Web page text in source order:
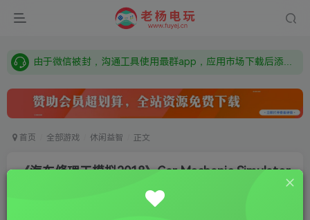
需要什么游戏请联系客服，若链接失效请联系客服，百度网盘边上的激活码也是解压密码
由于微信被封，沟通工具使用最群app，应用市场下载后添加好友：Y9FA49 以后用最群交流解决问题。不再使用微信！
首页 全部游戏 休闲益智 正文
《汽车修理工模拟2018》Car Mechanic Simulator